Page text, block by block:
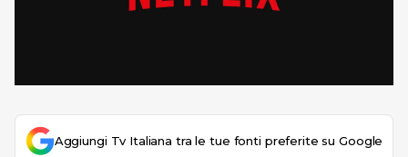
Aggiungi Tv Italiana tra le tue fonti preferite su Google